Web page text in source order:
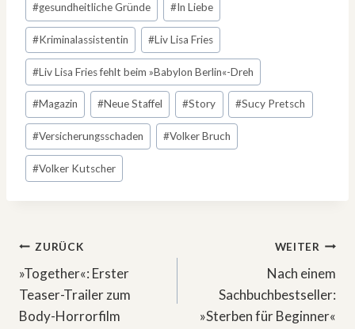
#gesundheitliche Gründe #In Liebe
#Kriminalassistentin #Liv Lisa Fries
#Liv Lisa Fries fehlt beim »Babylon Berlin«-Dreh
#Magazin #Neue Staffel #Story #Sucy Pretsch
#Versicherungsschaden #Volker Bruch
#Volker Kutscher
Beitragsnavigation
ZURÜCK
»Together«: Erster
Teaser-Trailer zum
Body-Horrorfilm
WEITER
Nach einem
Sachbuchbestseller:
»Sterben für Beginner«